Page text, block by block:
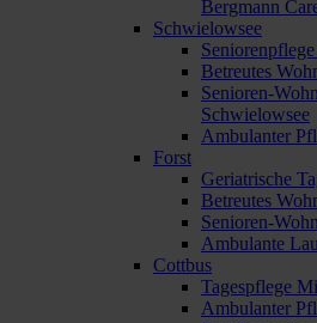
Bergmann
Schwielowsee
Betreutes
Senioren-
Schwielowsee
Ambulanter
Forst
Geriatrische
Betreutes
Senioren-
Ambulante
Cottbus
Tagespflege
Ambulanter